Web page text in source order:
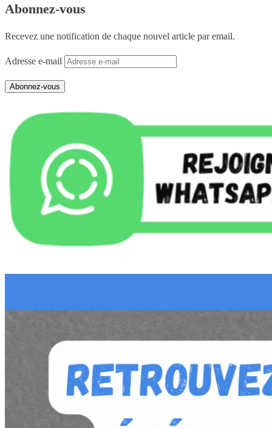
Abonnez-vous
Recevez une notification de chaque nouvel article par email.
Adresse e-mail
Abonnez-vous